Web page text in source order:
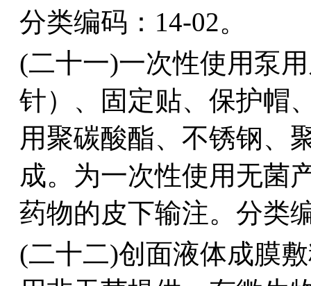
分类编码：14-02。
(二十一)一次性使用泵
针）、固定贴、保护帽
用聚碳酸酯、不锈钢、
成。为一次性使用无菌
药物的皮下输注。分类
(二十二)创面液体成膜